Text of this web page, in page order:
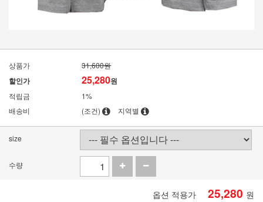
상품가 31,600원
할인가 25,280원
적립금
1%
배송비
(조건) 지역별
size
수량
옵션 적용가 25,280 원